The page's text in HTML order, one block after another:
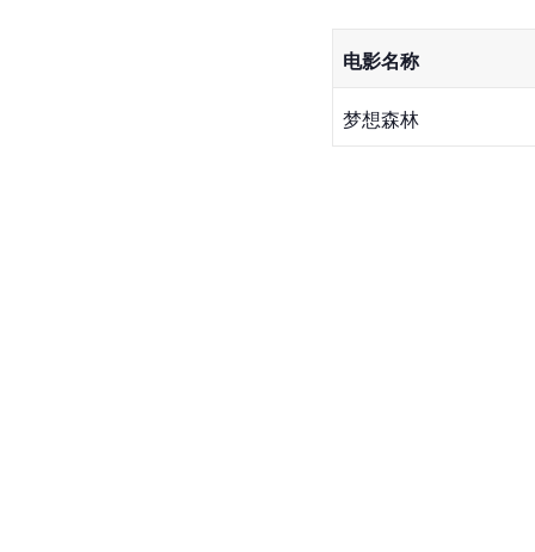
电影名称
梦想森林